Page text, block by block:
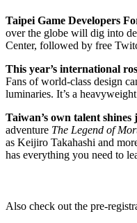
Taipei Game Developers
over the globe will dig into
Center, followed by free
This year’s international
Fans of world-class design
luminaries. It’s a
Taiwan’s own talent
adventure The Legend of
as Keijiro Takahashi and
has everything you need to
Also check out the pre-